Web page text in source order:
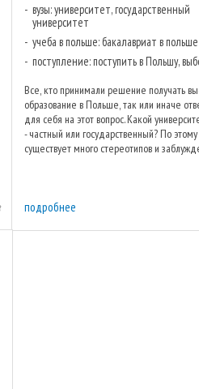
вузы: университет, государственный
университет
учеба в польше: бакалавриат в польше
поступление: поступить в Польшу,
Все, кто принимали решение получать
образование в Польше, так или иначе
для себя на этот вопрос. Какой
- частный или государственный? По
существует много стереотипов и
подробнее